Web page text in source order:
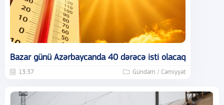
Bazar günü Azərbaycanda 40 dərəcə isti olacaq
13:37 Gündəm / Cəmiyyət